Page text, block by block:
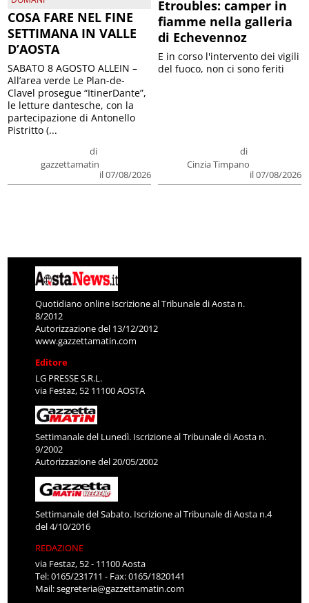
COSA FARE NEL FINE
SETTIMANA IN VALLE
D’AOSTA
di
gazzettamatin
il 07/08/2026
SABATO 8 AGOSTO ALLEIN –
All’area verde Le Plan-de-
Clavel prosegue “ItinerDante”,
le letture dantesche, con la
partecipazione di Antonello
Pistritto (...
Etroubles: camper in
fiamme nella galleria
di Echevennoz
di
Cinzia Timpano
il 07/08/2026
E in corso l'intervento dei vigili
del fuoco, non ci sono feriti
Quotidiano online Iscrizione al Tribunale di Aosta n.
8/2012
Autorizzazione del 13/12/2012
www.gazzettamatin.com
Editore
LG PRESSE S.R.L.
via Festaz, 52 11100 AOSTA
Settimanale del Lunedì. Iscrizione al Tribunale di Aosta n.
9/2002
Autorizzazione del 20/05/2002
Settimanale del Sabato. Iscrizione al Tribunale di Aosta n.4
del 4/10/2016
REDAZIONE
via Festaz, 52 - 11100 Aosta
Tel: 0165/231711 - Fax: 0165/1820141
Mail:segreteria@gazzettamatin.com